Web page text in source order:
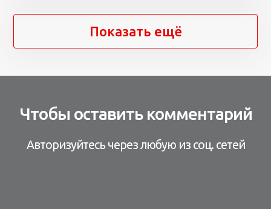
Показать ещё
Чтобы оставить комментарий
Авторизуйтесь через любую из соц. сетей